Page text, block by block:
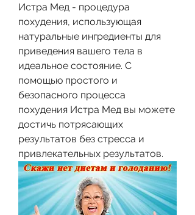
Истра Мед - процедура
похудения, использующая
натуральные ингредиенты для
приведения вашего тела в
идеальное состояние. С
помощью простого и
безопасного процесса
похудения Истра Мед вы можете
достичь потрясающих
результатов без стресса и
привлекательных результатов.